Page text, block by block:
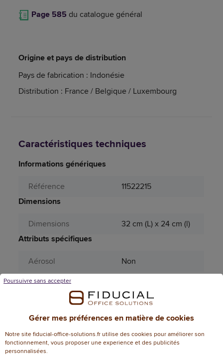
Page 585 du catalogue général
Origine et pays de distribution
Pays de fabrication : Indonésie
Distribution : France / Belgique / Luxembourg
Caractéristiques techniques
Informations génériques
Référence
11522215
Dimensions
Dimensions
32 cm (L) x 24 cm (l)
Attributs spécifiques
Aérosol
Non
Capacité nombre de
Couleur (sauvegarde
jaune
Format du contenu
24 x 32 cm
Gérer mes préférences en matière de cookies
Notre site fiducial-office-solutions.fr utilise des cookies pour améliorer son
fonctionnement, vous proposer une experience et des publicités
personnalisées.
Poursuivre sans accepter